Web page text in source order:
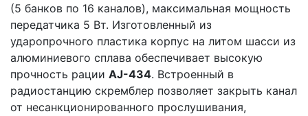
(5 банков по 16 каналов), максимальная мощность
передатчика 5 Вт. Изготовленный из
ударопрочного пластика корпус на литом шасси из
алюминиевого сплава обеспечивает высокую
прочность рации AJ-434. Встроенный в
радиостанцию скремблер позволяет закрыть канал
от несанкционированного прослушивания,